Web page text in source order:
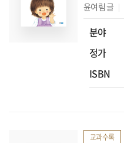
윤여림 글
분야
정가
ISBN
교과수록